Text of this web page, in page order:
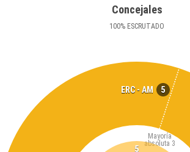
Concejales
100% ESCRUTADO
ERC - AM 5
Mayoría
absoluta 3
5